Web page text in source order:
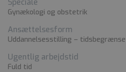
Gynækologi og obstetrik
Ansættelsesform
Uddannelsesstilling –
Ugentlig arbejdstid
Fuld tid